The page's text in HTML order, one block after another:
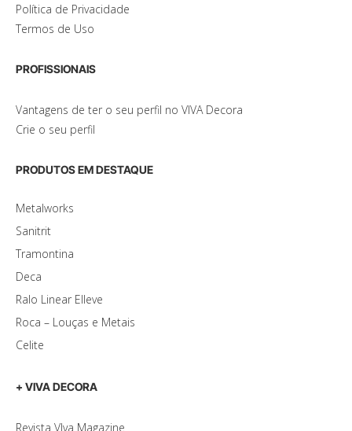
Política de Privacidade
Termos de Uso
PROFISSIONAIS
Vantagens de ter o seu perfil no VIVA Decora
Crie o seu perfil
PRODUTOS EM DESTAQUE
Metalworks
Sanitrit
Tramontina
Deca
Ralo Linear Elleve
Roca – Louças e Metais
Celite
+ VIVA DECORA
Revista VIva Magazine